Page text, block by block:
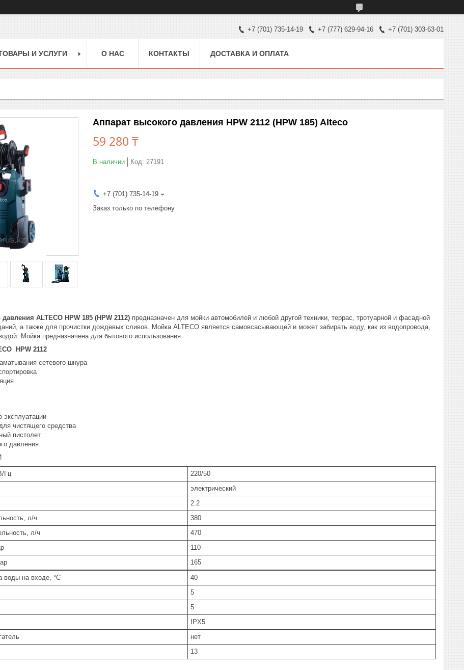
+7 (701) 735-14-19 +7 (777) 629-94-16 +7 (701) 303-63-01
И УСЛУГИ О НАС КОНТАКТЫ ДОСТАВКА И ОПЛАТА
Аппарат высокого давления HPW 2112 (HPW 185) Alteco
59 280 ₸
В наличии Код: 27191
+7 (701) 735-14-19
Заказ только по телефону
ALTECO HPW 185 (HPW 2112) предназначен для мойки автомобилей и любой другой техники, террас, тротуарной и фасадной
а также для прочистки дождевых сливов. Мойка ALTECO является самовсасывающей и может забирать воду, как из водопровода,
Мойка предназначена для бытового использования.
HPW 2112
сетевого шнура
эксплуатации
чистящего средства
пистолет
давления
Гц
220/50
электрический
2.2
л/ч
380
л/ч
470
110
165
воды на входе, °С
40
5
5
IPX5
нет
13